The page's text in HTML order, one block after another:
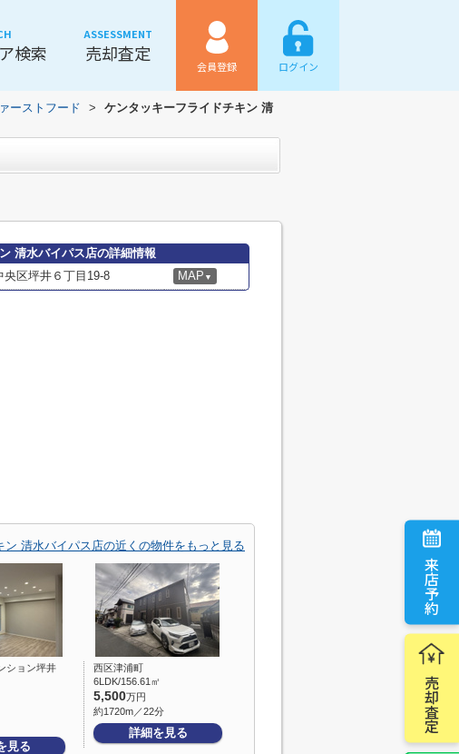
検索
ASSESSMENT
売却査定
会員登録 ログイン
来店予約
売却査定
ーストフード >
ケンタッキーフライドチキン 清
清水バイパス店の詳細情報
央区坪井６丁目19-8 MAP ▼
清水バイパス店の近くの物件をもっと見る
ション坪井
見る
西区津浦町
6LDK/156.61㎡
5,500万円
約1720m／22分
詳細を見る